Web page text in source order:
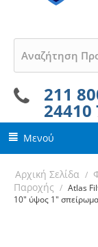
211
24410
Μενού
Αρχική Σελίδα /
Παροχής / Atlas
10" ύψος 1"